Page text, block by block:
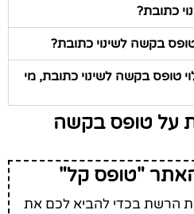
כתובת?
בקשה לשינוי כתובת?
טופס בקשה לשינוי כתובת, מי
על טופס בקשה
האתר "טופס קל"
הרשת בכדי להביא לכם את